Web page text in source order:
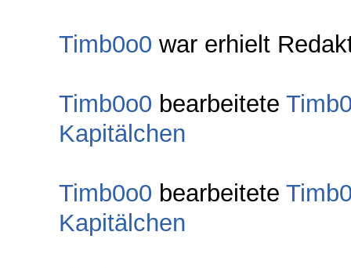
Timb0o0 war erhielt
Timb0o0 bearbeitete
Kapitälchen
Timb0o0 bearbeitete
Kapitälchen